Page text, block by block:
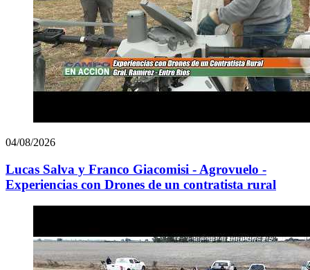
04/08/2026
Lucas Salva y Franco Giacomisi - Agrovuelo -
Experiencias con Drones de un contratista rural